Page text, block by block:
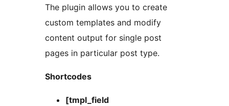
The plugin allows you to create
custom templates and modify
content output for single post
pages in particular post type.
Shortcodes
[tmpl_field